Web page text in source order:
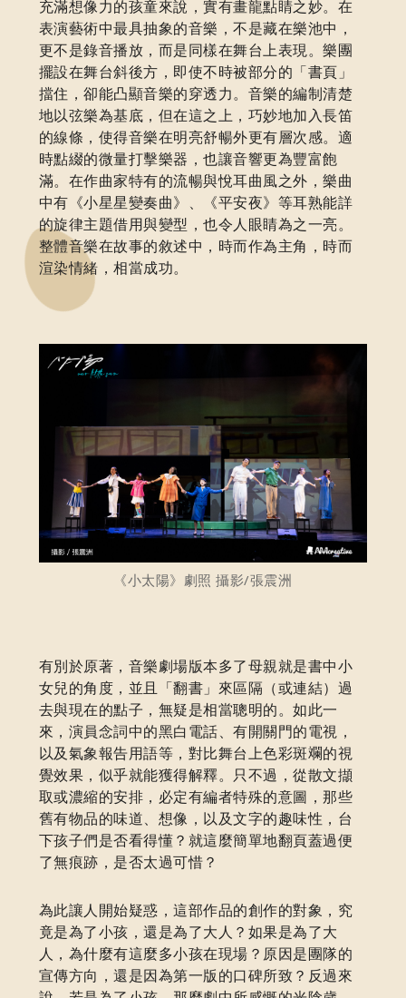
充滿想像力的孩童來說，實有畫龍點睛之妙。在
表演藝術中最具抽象的音樂，不是藏在樂池中，
更不是錄音播放，而是同樣在舞台上表現。樂團
擺設在舞台斜後方，即使不時被部分的「書頁」
擋住，卻能凸顯音樂的穿透力。音樂的編制清楚
地以弦樂為基底，但在這之上，巧妙地加入長笛
的線條，使得音樂在明亮舒暢外更有層次感。適
時點綴的微量打擊樂器，也讓音響更為豐富飽
滿。在作曲家特有的流暢與悅耳曲風之外，樂曲
中有《小星星變奏曲》、《平安夜》等耳熟能詳
的旋律主題借用與變型，也令人眼睛為之一亮。
整體音樂在故事的敘述中，時而作為主角，時而
渲染情緒，相當成功。
《小太陽》劇照 攝影/張震洲
有別於原著，音樂劇場版本多了母親就是書中小
女兒的角度，並且「翻書」來區隔（或連結）過
去與現在的點子，無疑是相當聰明的。如此一
來，演員念詞中的黑白電話、有開關門的電視，
以及氣象報告用語等，對比舞台上色彩斑斕的視
覺效果，似乎就能獲得解釋。只不過，從散文擷
取或濃縮的安排，必定有編者特殊的意圖，那些
舊有物品的味道、想像，以及文字的趣味性，台
下孩子們是否看得懂？就這麼簡單地翻頁蓋過便
了無痕跡，是否太過可惜？
為此讓人開始疑惑，這部作品的創作的對象，究
竟是為了小孩，還是為了大人？如果是為了大
人，為什麼有這麼多小孩在現場？原因是團隊的
宣傳方向，還是因為第一版的口碑所致？反過來